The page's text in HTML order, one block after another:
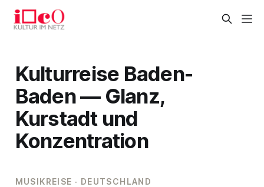
Kulturreise Baden-
Baden — Glanz,
Kurstadt und
Konzentration
MUSIKREISE · DEUTSCHLAND